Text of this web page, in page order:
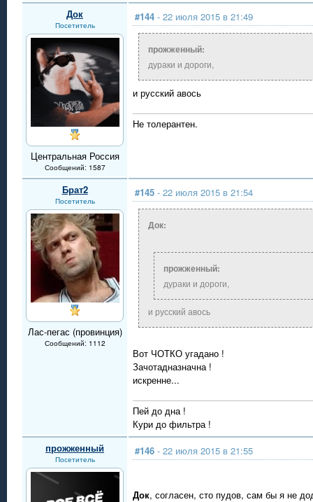
Док
Посетитель
Центральная Россия
Сообщений: 1587
#144 - 22 июля 2015 в 21:49
прожженный:
дураки и дороги,
и русский авось
Не толерантен.
Брат2
Посетитель
Лас-пегас (провинция)
Сообщений: 1112
#145 - 22 июля 2015 в 21:54
Док:
прожженный:
дураки и дороги,
и русский авось
Вот ЧОТКО угадано !
Зачотадназначна !
искренне...
Пей до дна !
Кури до фильтра !
прожженный
Посетитель
#146 - 22 июля 2015 в 21:55
Док, согласен, сто пудов, сам бы я не